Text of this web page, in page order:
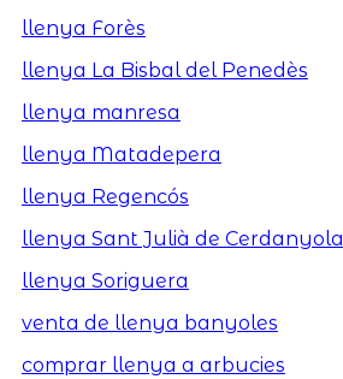
llenya Forès
llenya La Bisbal del Penedès
llenya manresa
llenya Matadepera
llenya Regencós
llenya Sant Julià de Cerdanyola
llenya Soriguera
venta de llenya banyoles
comprar llenya a arbucies